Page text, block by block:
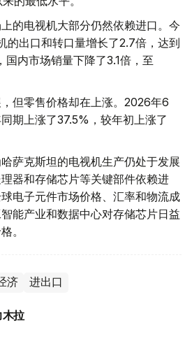
的电视机大部分仍然依赖进口。今
的出口和转口量增长了2.7倍，达到
国内市场销量下降了3.1倍，至
但零售价格却在上涨。2026年6
期上涨了37.5%，较年初上涨了
萨克斯坦的电视机生产仍处于发展
器和存储芯片等关键部件依赖进
电子元件市场价格、汇率和物流成
能产业和数据中心对存储芯片日益
。
济 进出口
木拉